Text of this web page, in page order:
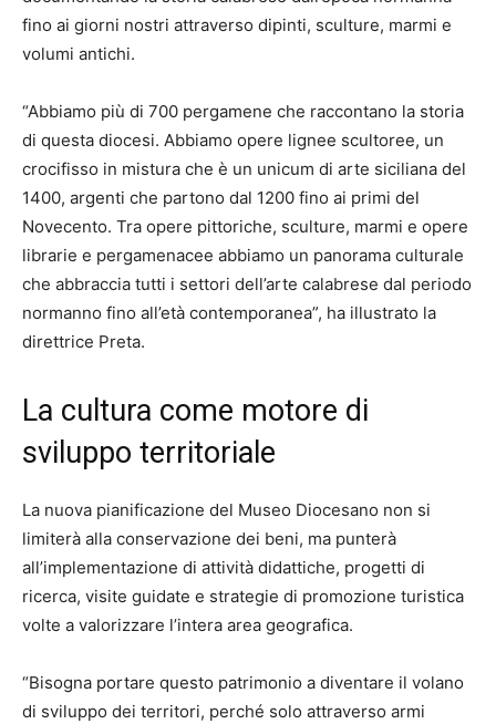
fino ai giorni nostri attraverso dipinti, sculture, marmi e
volumi antichi.
“Abbiamo più di 700 pergamene che raccontano la storia
di questa diocesi. Abbiamo opere lignee scultoree, un
crocifisso in mistura che è un unicum di arte siciliana del
1400, argenti che partono dal 1200 fino ai primi del
Novecento. Tra opere pittoriche, sculture, marmi e opere
librarie e pergamenacee abbiamo un panorama culturale
che abbraccia tutti i settori dell’arte calabrese dal periodo
normanno fino all’età contemporanea”, ha illustrato la
direttrice Preta.
La cultura come motore di
sviluppo territoriale
La nuova pianificazione del Museo Diocesano non si
limiterà alla conservazione dei beni, ma punterà
all’implementazione di attività didattiche, progetti di
ricerca, visite guidate e strategie di promozione turistica
volte a valorizzare l’intera area geografica.
“Bisogna portare questo patrimonio a diventare il volano
di sviluppo dei territori, perché solo attraverso armi